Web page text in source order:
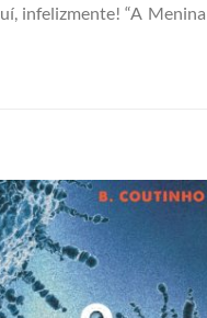
infelizmente! “A